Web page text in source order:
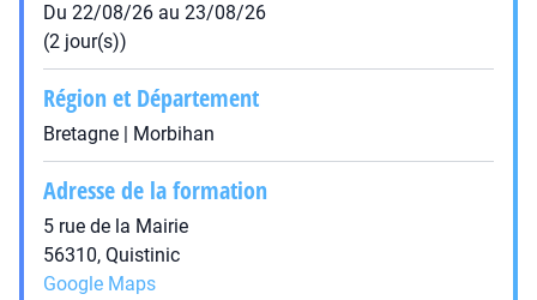
Du 22/08/26 au 23/08/26
(2 jour(s))
Région et Département
Bretagne | Morbihan
Adresse de la formation
5 rue de la Mairie
56310, Quistinic
Google Maps